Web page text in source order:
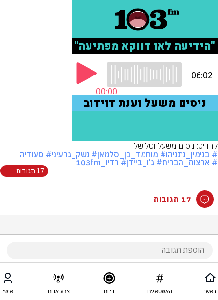
קרדיט: ניסים משעל וטל שלו
# בנימין_נתניהו# מוחמד_בן_סלמאן# נשק_גרעיני# סעודיה
# ארצות_הברית# ג'ו_ביידן# רדיו_103fm
17 תגובות
17 תגובות
ראשי האשטאגים דיווח צבע אדום אישי